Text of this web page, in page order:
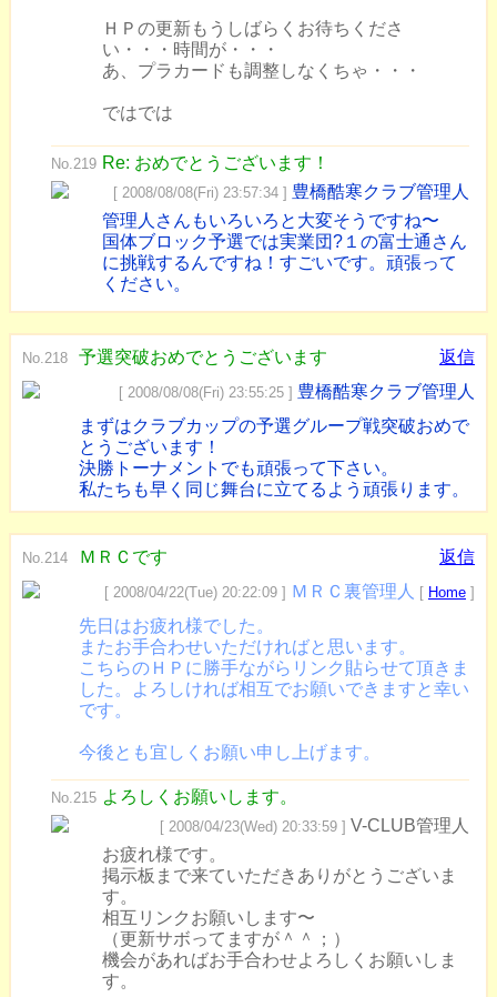
ＨＰの更新もうしばらくお待ちくださ
い・・・時間が・・・
あ、プラカードも調整しなくちゃ・・・
ではでは
No.219 Re: おめでとうございます！
[ 2008/08/08(Fri) 23:57:34 ] 豊橋酷寒クラブ管理人
管理人さんもいろいろと大変そうですね〜
国体ブロック予選では実業団?１の富士通さん
に挑戦するんですね！すごいです。頑張って
ください。
No.218 予選突破おめでとうございます 返信
[ 2008/08/08(Fri) 23:55:25 ] 豊橋酷寒クラブ管理人
まずはクラブカップの予選グループ戦突破おめで
とうございます！
決勝トーナメントでも頑張って下さい。
私たちも早く同じ舞台に立てるよう頑張ります。
No.214 ＭＲＣです 返信
[ 2008/04/22(Tue) 20:22:09 ] ＭＲＣ裏管理人 [ Home ]
先日はお疲れ様でした。
またお手合わせいただければと思います。
こちらのＨＰに勝手ながらリンク貼らせて頂きま
した。よろしければ相互でお願いできますと幸い
です。
今後とも宜しくお願い申し上げます。
No.215 よろしくお願いします。
[ 2008/04/23(Wed) 20:33:59 ] V-CLUB管理人
お疲れ様です。
掲示板まで来ていただきありがとうございま
す。
相互リンクお願いします〜
（更新サボってますが＾＾；）
機会があればお手合わせよろしくお願いしま
す。